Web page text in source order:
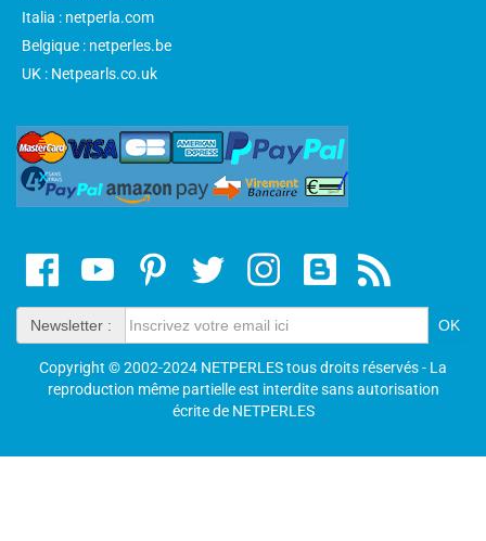
Italia : netperla.com
Belgique : netperles.be
UK : Netpearls.co.uk
Newsletter :
Copyright © 2002-2024 NETPERLES tous droits réservés - La
reproduction même partielle est interdite sans autorisation
écrite de NETPERLES